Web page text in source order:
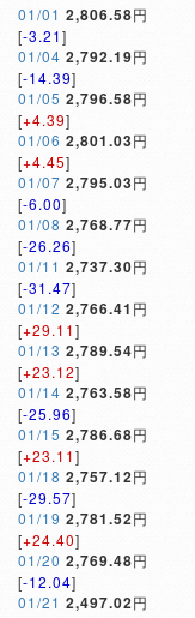
01/01 2,806.58円
[-3.21]
01/04 2,792.19円
[-14.39]
01/05 2,796.58円
[+4.39]
01/06 2,801.03円
[+4.45]
01/07 2,795.03円
[-6.00]
01/08 2,768.77円
[-26.26]
01/11 2,737.30円
[-31.47]
01/12 2,766.41 円
[+29.11]
01/13 2,789.54円
[+23.12]
01/14 2,763.58円
[-25.96]
01/15 2,786.68円
[+23.11]
01/18 2,757.12円
[-29.57]
01/19 2,781.52円
[+24.40]
01/20 2,769.48円
[-12.04]
01/21 2,497.02円